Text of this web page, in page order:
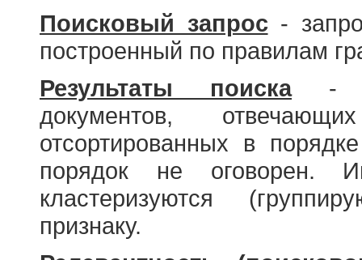
Поисковый запрос-
построенный по правилам
Результаты поиска-
документов,
отсортированных в
порядок не оговорен.
кластеризуются
признаку.